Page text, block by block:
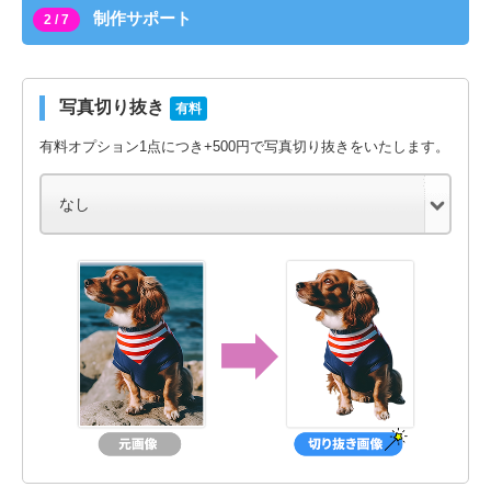
2 / 7 制作サポート
写真切り抜き 有料
有料オプション1点につき+500円で写真切り抜きをいたします。